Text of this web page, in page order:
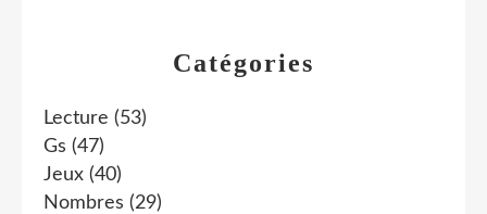
Catégories
Lecture (53)
Gs (47)
Jeux (40)
Nombres (29)